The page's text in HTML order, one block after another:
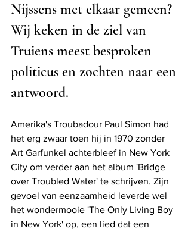
Nijssens met elkaar gemeen?
Wij keken in de ziel van
Truiens meest besproken
politicus en zochten naar een
antwoord.
Amerika's Troubadour Paul Simon had
het erg zwaar toen hij in 1970 zonder
Art Garfunkel achterbleef in New York
City om verder aan het album 'Bridge
over Troubled Water' te schrijven. Zijn
gevoel van eenzaamheid leverde wel
het wondermooie 'The Only Living Boy
in New York' op, een lied dat een